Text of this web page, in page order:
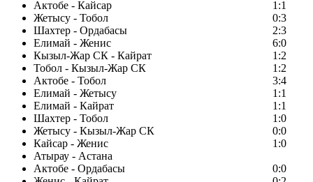
Актобе - Кайсар
1:1
Жетысу - Тобол
0:3
Шахтер - Ордабасы
2:3
Елимай - Женис
6:0
Кызыл-Жар СК - Кайрат
1:2
Тобол - Кызыл-Жар СК
1:2
Актобе - Тобол
3:4
Елимай - Жетысу
1:1
Елимай - Кайрат
1:1
Шахтер - Тобол
1:0
Жетысу - Кызыл-Жар СК
0:0
Кайсар - Женис
1:0
Атырау - Астана
Актобе - Ордабасы
0:0